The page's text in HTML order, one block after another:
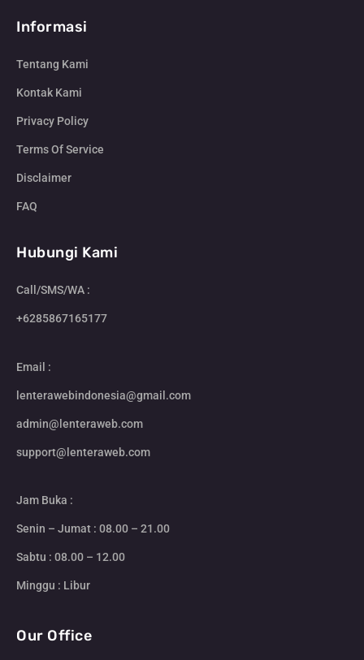
Informasi
Tentang Kami
Kontak Kami
Privacy Policy
Terms Of Service
Disclaimer
FAQ
Hubungi Kami
Call/SMS/WA :
+6285867165177
Email :
lenterawebindonesia@gmail.com
admin@lenteraweb.com
support@lenteraweb.com
Jam Buka :
Senin – Jumat : 08.00 – 21.00
Sabtu : 08.00 – 12.00
Minggu : Libur
Our Office